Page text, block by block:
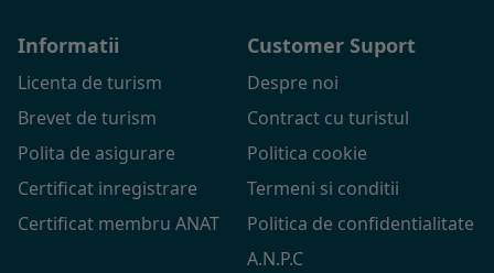
Informatii
Licenta de turism
Brevet de turism
Polita de asigurare
Certificat inregistrare
Certificat membru ANAT
Customer Suport
Despre noi
Contract cu turistul
Politica cookie
Termeni si conditii
Politica de confidentialitate
A.N.P.C